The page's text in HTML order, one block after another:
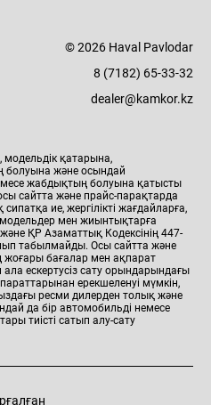
© 2026 Haval Pavlodar
8 (7182) 65-33-32
dealer@kamkor.kz
модельдік қатарына,
және осындай
жабдықтың болуына қатысты
сайтта және прайс-парақтарда
ие, жергілікті жағдайларға,
мен жиынтықтарға
ҚР Азаматтық Кодексінің 447-
табылмайды. Осы сайтта және
жоғары бағалар мен ақпарат
ескертусіз сату орындарындағы
ерекшеленуі мүмкін,
ресми дилерден толық және
да бір автомобильді немесе
тиісті сатып алу-сату